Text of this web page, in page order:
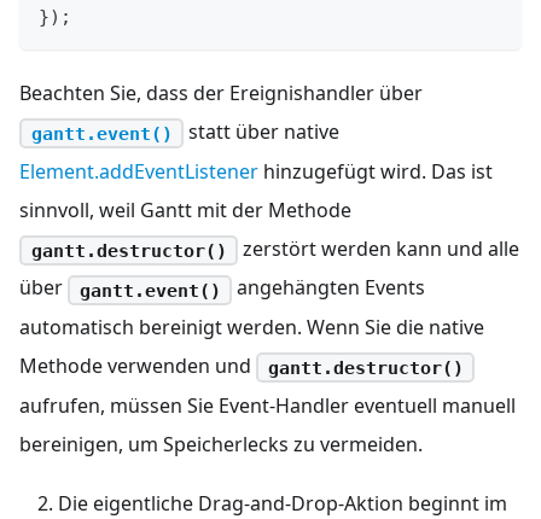
}) ;
Beachten Sie, dass der Ereignishandler über
gantt.event()
statt über native
Element.addEventListener hinzugefügt wird. Das ist
sinnvoll, weil Gantt mit der Methode
gantt.destructor()
zerstört werden kann und alle
über
gantt.event()
angehängten Events
automatisch bereinigt werden. Wenn Sie die native
Methode verwenden und
gantt.destructor()
aufrufen, müssen Sie Event-Handler eventuell manuell
bereinigen, um Speicherlecks zu vermeiden.
Die eigentliche Drag-and-Drop-Aktion beginnt im